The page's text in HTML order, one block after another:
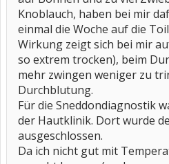
Knoblauch, haben bei mir
einmal die Woche auf die
Wirkung zeigt sich bei mir
so extrem trocken), beim
mehr zwingen weniger zu
Durchblutung.
Für die Sneddondiagnostik
der Hautklinik. Dort wurde
ausgeschlossen.
Da ich nicht gut mit